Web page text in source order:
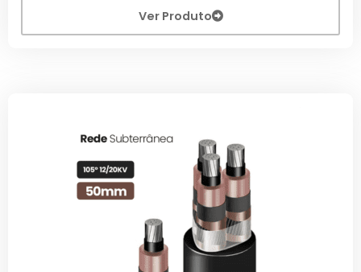
Ver Produto